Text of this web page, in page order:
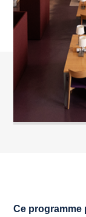
Ce programme